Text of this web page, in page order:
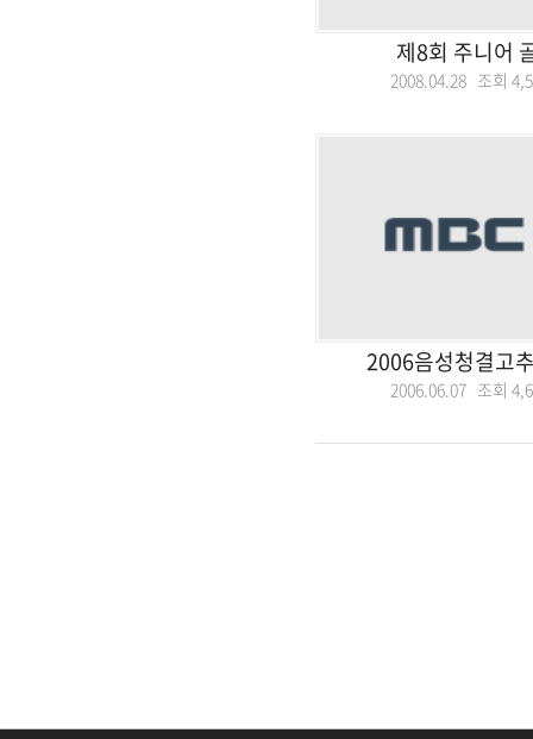
제8회 주니어
2008.04.28 조회
2006음성청결고
2006.06.07 조회